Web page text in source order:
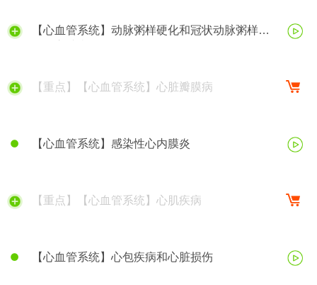
【心血管系统】动脉粥样硬化和冠状动脉粥样硬
【重点】【心血管系统】心脏瓣膜病
【心血管系统】感染性心内膜炎
【重点】【心血管系统】心肌疾病
【心血管系统】心包疾病和心脏损伤